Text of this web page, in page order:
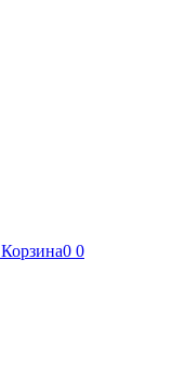
Корзина0 0